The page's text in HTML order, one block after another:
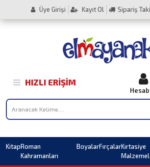
Üye Girişi Kayıt Ol Sipariş
HIZLI ERIŞIM
KitapRoman
Kahramanları
BoyalarFırçalarKırtasiye